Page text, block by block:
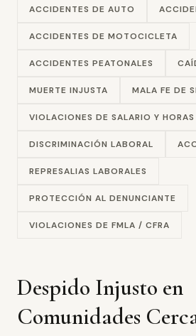
ACCIDENTES DE AUTO
ACCIDENTES DE MOTOCICLETA
ACCIDENTES PEATONALES
MUERTE INJUSTA MALA FE DE
VIOLACIONES DE SALARIO Y HORAS
DISCRIMINACIÓN LABORAL
REPRESALIAS LABORALES
PROTECCIÓN AL DENUNCIANTE
VIOLACIONES DE FMLA / CFRA
Despido Injusto en
Comunidades